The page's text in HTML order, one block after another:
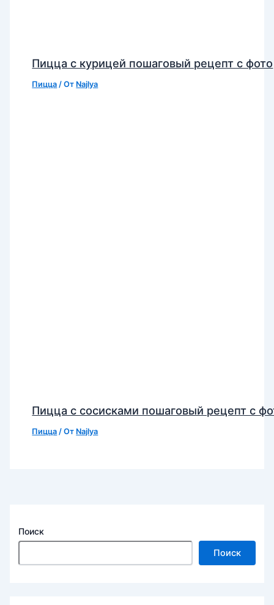
Пицца с курицей пошаговый рецепт с фото
Пицца / От Najlya
Пицца с сосисками пошаговый рецепт с
Пицца / От Najlya
Поиск
Поиск